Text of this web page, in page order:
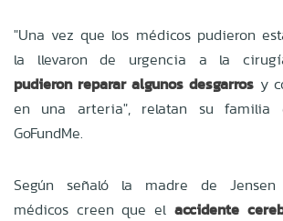
"Una vez que los médicos pudieron
la llevaron de urgencia a la
pudieron reparar algunos desgarros y
en una arteria", relatan su
GoFundMe.
Según señaló la madre de
médicos creen que el accidente